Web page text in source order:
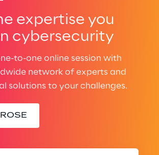
expertise you
cybersecurity
to-one online session with
network of experts and
solutions to your challenges.